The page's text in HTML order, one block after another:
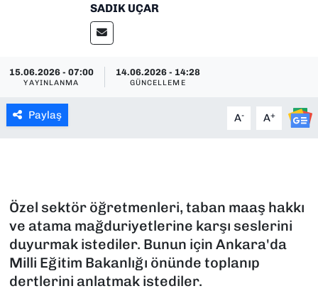
SADIK UÇAR
15.06.2026 - 07:00
YAYINLANMA
14.06.2026 - 14:28
GÜNCELLEME
Paylaş A- A+
Özel sektör öğretmenleri, taban maaş hakkı
ve atama mağduriyetlerine karşı seslerini
duyurmak istediler. Bunun için Ankara'da
Milli Eğitim Bakanlığı önünde toplanıp
dertlerini anlatmak istediler.
KÜLTÜR SANAT
POLİTİKA
TEKNOLOJİ
YAŞAM
YEREL YÖNETİMLER
Son Dakika Haberleri
Haber Arşivi